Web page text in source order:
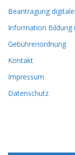
Beantragung
Information Bildung
Gebührenordnung
Kontakt
Impressum
Datenschutz